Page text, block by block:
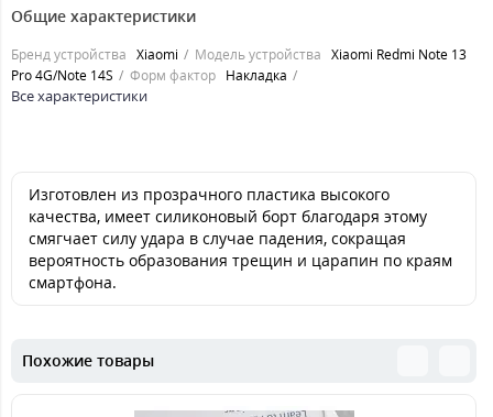
Общие характеристики
Бренд устройства Xiaomi Модель устройства Xiaomi Redmi Note 13
Pro 4G/Note 14S
Форм фактор Накладка
Все характеристики
Изготовлен из прозрачного пластика высокого
качества, имеет силиконовый борт благодаря этому
смягчает силу удара в случае падения, сокращая
вероятность образования трещин и царапин по краям
смартфона.
Похожие товары